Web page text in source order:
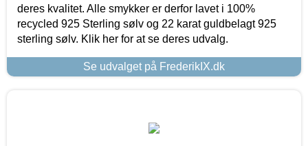
deres kvalitet. Alle smykker er derfor lavet i 100%
recycled 925 Sterling sølv og 22 karat guldbelagt 925
sterling sølv. Klik her for at se deres udvalg.
Se udvalget på FrederikIX.dk